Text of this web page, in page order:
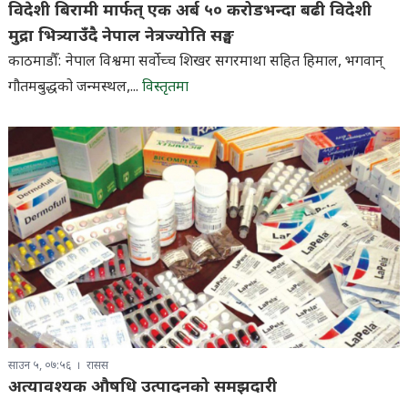
विदेशी बिरामी मार्फत् एक अर्ब ५० करोडभन्दा बढी विदेशी
मुद्रा भित्र्याउँदै नेपाल नेत्रज्योति सङ्घ
काठमाडौँ: नेपाल विश्वमा सर्वाेच्च शिखर सगरमाथा सहित हिमाल, भगवान्
गौतमबुद्धको जन्मस्थल,... विस्तृतमा
साउन ५, ०७:५६ रासस
अत्यावश्यक औषधि उत्पादनको समझदारी